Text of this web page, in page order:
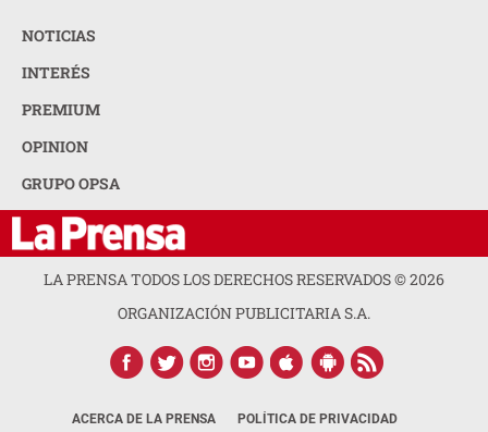
NOTICIAS
INTERÉS
PREMIUM
OPINION
GRUPO OPSA
LA PRENSA TODOS LOS DERECHOS RESERVADOS ©2026
ORGANIZACIÓN PUBLICITARIA S.A.
ACERCA DE LA PRENSA POLÍTICA DE PRIVACIDAD